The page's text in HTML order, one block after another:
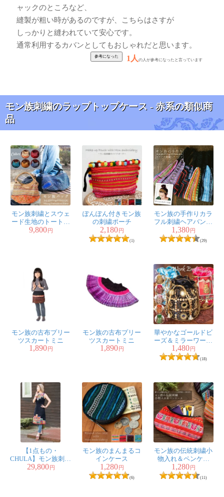
ャックのところなど、
縫製が粗い時があるのですが、こちらはさすが
しっかりと縫われていて安心です。
通常利用するカバンとしてもおしゃれだと思います。
1人の人が参考になったと言っています
モン族刺繍のラップトップケース - 赤系の類似商
品
モン族刺繍とスウェ
ード生地のトートバ
ッグ
9,800円
ぽんぽん付きモン族
の刺繍ポーチ
2,180円
(1)
モン族の手作りカラ
フル刺繍ヘアバンド
【1点アソート】
1,380円
(29)
モン族の古布プリー
ツスカートミニ
1,890 円
モン族の古布プリー
ツスカートミニ
1,890 円
華やかなゴールドビ
ーズ＆ミラーワーク
の巾着ミニポーチ
ミニバッグ
1,480 円
(18)
【1点もの・
CHULA】モン族刺繍
のワンピース デニム
29,800円
モン族のまんまるコ
インケース
1,280円
(6)
モン族の伝統刺繍小
物入れ＆ペンケー
ス メイクポーチ
1,280円
(11)